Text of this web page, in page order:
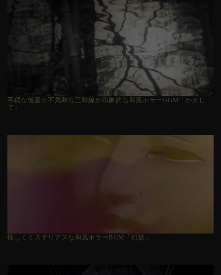
不穏な低音と不気味な三味線が印象的な和風ホラーBGM「かえし
て」
怪しくミステリアスな和風ホラーBGM「幻妖」